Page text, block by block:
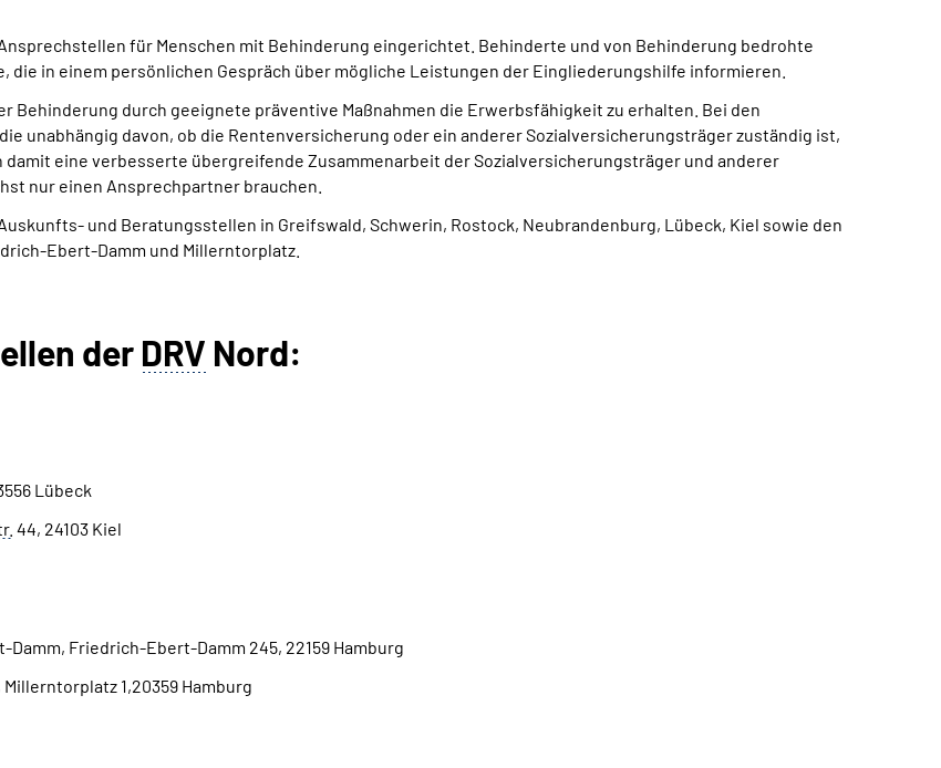
für Menschen mit Behinderung eingerichtet. Behinderte und von Behinderung bedrohte
die in einem persönlichen Gespräch über mögliche Leistungen der Eingliederungshilfe informieren.
durch geeignete präventive Maßnahmen die Erwerbsfähigkeit zu erhalten. Bei den
unabhängig davon, ob die Rentenversicherung oder ein anderer Sozialversicherungsträger zuständig ist,
eine verbesserte übergreifende Zusammenarbeit der Sozialversicherungsträger und anderer
nur einen Ansprechpartner brauchen.
und Beratungsstellen in Greifswald, Schwerin, Rostock, Neubrandenburg, Lübeck, Kiel sowie den
Ebert-Damm und Millerntorplatz.
der DRV Nord:
Lübeck
44, 24103 Kiel
Friedrich-Ebert-Damm 245, 22159 Hamburg
1,20359 Hamburg